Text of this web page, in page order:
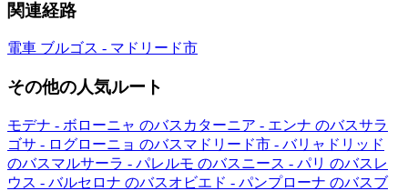
関連経路
電車 ブルゴス - マドリード市
その他の人気ルート
モデナ - ボローニャ のバス カターニア - エンナ のバスサラ
ゴサ - ログローニョ のバスマドリード市 - バリャドリッド
のバスマルサーラ - パレルモ のバスニース - パリ のバス レ
ウス - バルセロナ のバスオビエド - パンプローナ のバスブ